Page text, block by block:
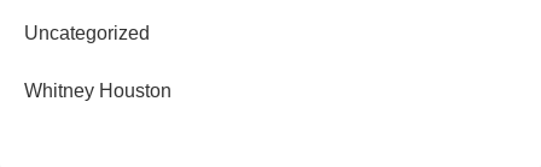
Uncategorized
Whitney Houston